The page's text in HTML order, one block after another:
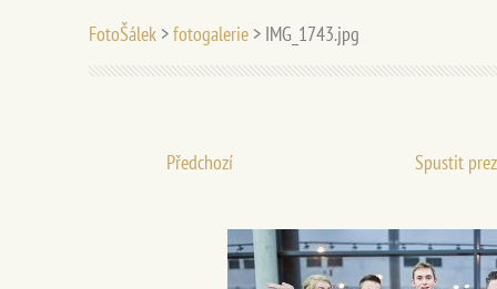
FotoŠálek >fotogalerie > IMG_1743.jpg
Předchozí Spustit